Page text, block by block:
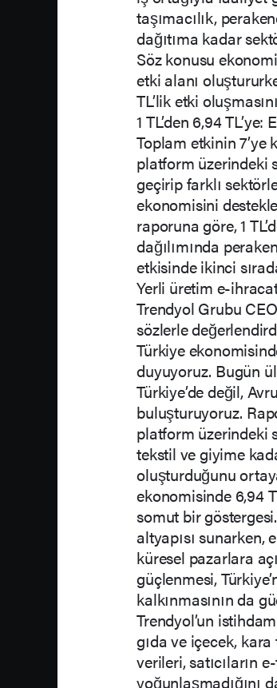
taşımacılık,
dağıtıma kadar
Söz konusu
etki alanı
TL’lik etki
1 TL’den 6,94
Toplam etkinin 7’ye
platform üzerindeki
geçirip farklı
ekonomisini
raporuna göre, 1
dağılımında
etkisinde ikinci
Yerli üretim e-
Trendyol Grubu
sözlerle
Türkiye
duyuyoruz. Bugün
Türkiye’de değil,
buluşturuyoruz.
platform üzerindeki
tekstil ve giyime
oluşturduğunu
ekonomisinde 6,94
somut bir
altyapısı sunarken,
küresel pazarlara
güçlenmesi,
kalkınmasının da
Trendyol’un
gıda ve içecek, kara
verileri, satıcıların
yoğunlaşmadığını